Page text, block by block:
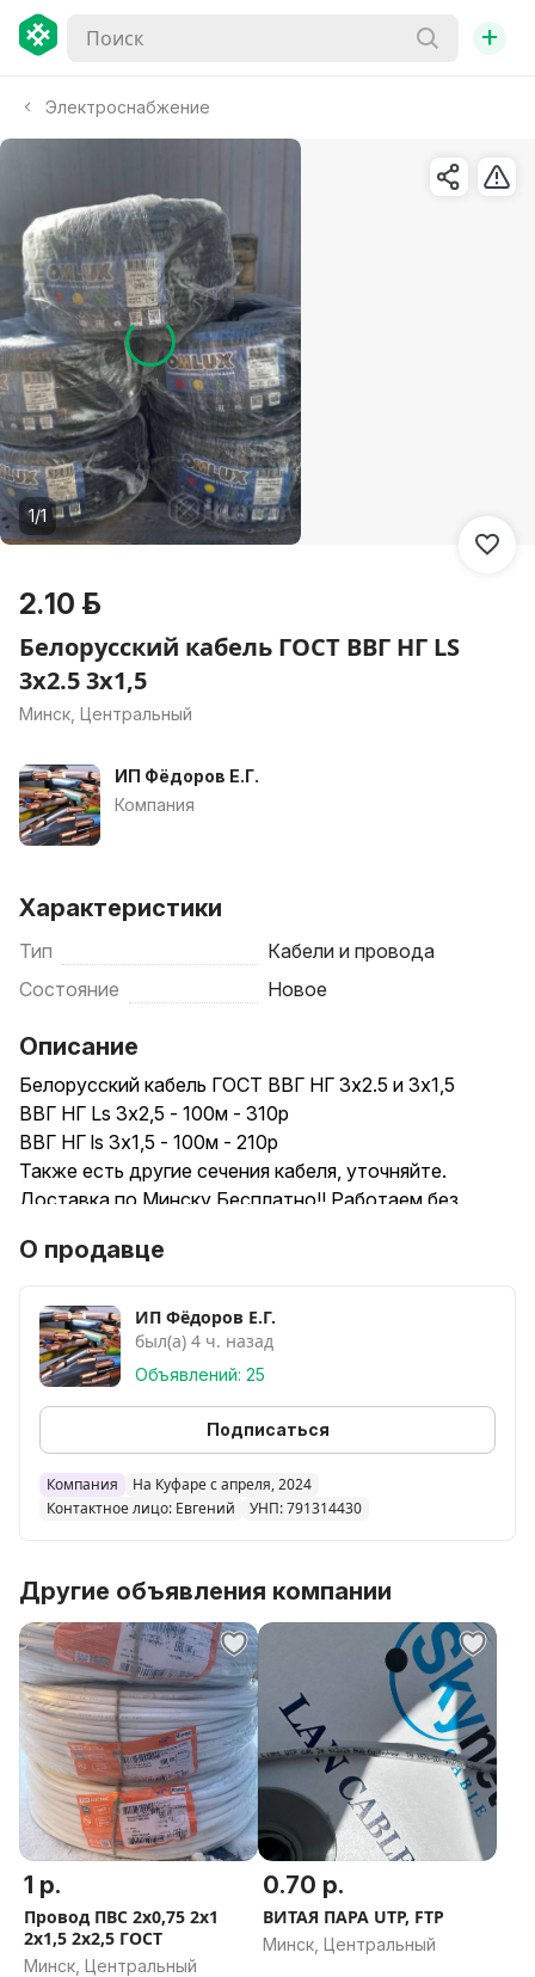
+
Электроснабжение
1/1
2.10 р.
Белорусский кабель ГОСТ ВВГ НГ LS
3х2.5 3х1,5
Минск, Центральный
ИП Фёдоров Е.Г.
Компания
Характеристики
Тип
Кабели и провода
Состояние
Новое
Описание
Белорусский кабель ГОСТ ВВГ НГ 3х2.5 и 3х1,5
ВВГ НГ Ls 3x2,5 - 100м - 310р
ВВГ НГ ls 3x1,5 - 100м - 210р
Также есть другие сечения кабеля, уточняйте.
Доставка по Минску Бесплатно!! Работаем без
О продавце
ИП Фёдоров Е.Г.
был(а) 4 ч. назад
Объявлений: 25
Подписаться
Компания
На Куфаре с апреля, 2024
Контактное лицо: Евгений
УНП: 791314430
Другие объявления компании
1 р.
Провод ПВС 2х0,75 2х1
2х1,5 2x2,5 ГОСТ
Минск, Центральный
0.70 р.
ВИТАЯ ПАРА UTP, FTP
Минск, Центральный